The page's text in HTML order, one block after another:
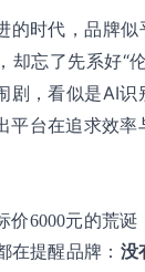
的时代，品牌似
却忘了先系好“
剧，看似是AI识
平台在追求效率
价6000元的荒诞
在提醒品牌： 没